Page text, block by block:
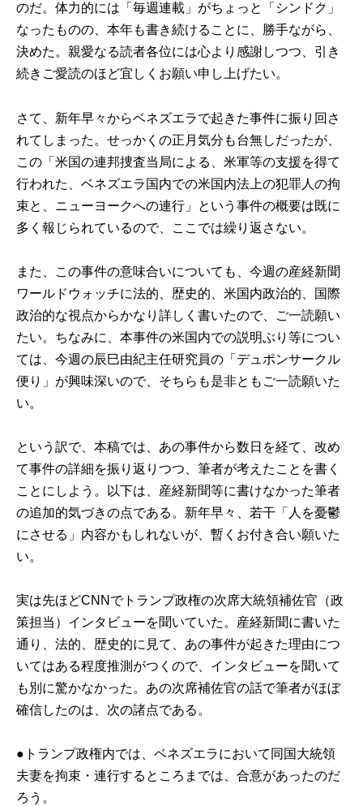
のだ。体力的には「毎週連載」がちょっと「シンドク」
なったものの、本年も書き続けることに、勝手ながら、
決めた。親愛なる読者各位には心より感謝しつつ、引き
続きご愛読のほど宜しくお願い申し上げたい。
さて、新年早々からベネズエラで起きた事件に振り回さ
れてしまった。せっかくの正月気分も台無しだったが、
この「米国の連邦捜査当局による、米軍等の支援を得て
行われた、ベネズエラ国内での米国内法上の犯罪人の拘
束と、ニューヨークへの連行」という事件の概要は既に
多く報じられているので、ここでは繰り返さない。
また、この事件の意味合いについても、今週の産経新聞
ワールドウォッチに法的、歴史的、米国内政治的、国際
政治的な視点からかなり詳しく書いたので、ご一読願い
たい。ちなみに、本事件の米国内での説明ぶり等につい
ては、今週の辰巳由紀主任研究員の「デュポンサークル
便り」が興味深いので、そちらも是非ともご一読願いた
い。
という訳で、本稿では、あの事件から数日を経て、改め
て事件の詳細を振り返りつつ、筆者が考えたことを書く
ことにしよう。以下は、産経新聞等に書けなかった筆者
の追加的気づきの点である。新年早々、若干「人を憂鬱
にさせる」内容かもしれないが、暫くお付き合い願いた
い。
実は先ほどCNNでトランプ政権の次席大統領補佐官（政
策担当）インタビューを聞いていた。産経新聞に書いた
通り、法的、歴史的に見て、あの事件が起きた理由につ
いてはある程度推測がつくので、インタビューを聞いて
も別に驚かなかった。あの次席補佐官の話で筆者がほぼ
確信したのは、次の諸点である。
●トランプ政権内では、ベネズエラにおいて同国大統領
夫妻を拘束・連行するところまでは、合意があったのだ
ろう。